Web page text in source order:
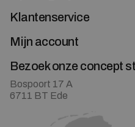
Klantenservice
Mijn account
Bezoek onze concept
Bospoort 17 A
6711 BT Ede